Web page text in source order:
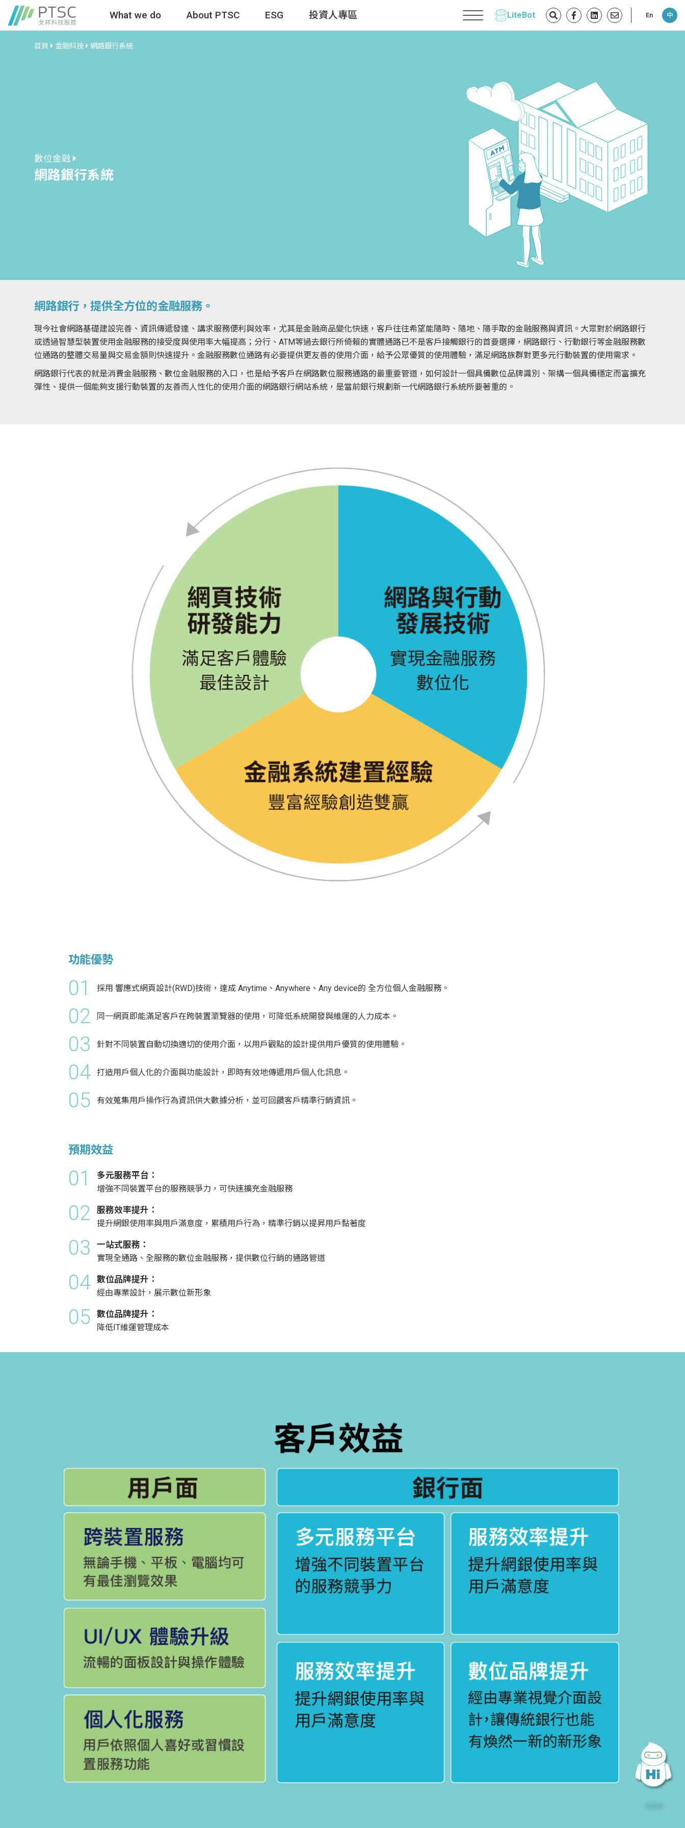
What we do About PTSC ESG 投資人專區 LiteBot En 中
首頁 金融科技 網路銀行系統
數位金融
網路銀行系統
網路銀行，提供全方位的金融服務。
現今社會網路基礎建設完善、資訊傳遞發達、講求服務便利與效率，尤其是金融商品變化快速，客戶往往希望能隨時、隨地、隨手取的金融服務與資訊。大眾對於網路銀行
或透過智慧型裝置使用金融服務的接受度與使用率大幅提高；分行、ATM等過去銀行所倚賴的實體通路已不是客戶接觸銀行的首要選擇，網路銀行、行動銀行等金融服務數
位通路的整體交易量與交易金額則快速提升。金融服務數位通路有必要提供更友善的使用介面，給予公眾優質的使用體驗，滿足網路族群對更多元行動裝置的使用需求。
網路銀行代表的就是消費金融服務、數位金融服務的入口，也是給予客戶在網路數位服務通路的最重要管道，如何設計一個具備數位品牌識別、架構一個具備穩定而富擴充
彈性、提供一個能夠支援行動裝置的友善而人性化的使用介面的網路銀行網站系統，是當前銀行規劃新一代網路銀行系統所要著重的。
功能優勢
01 採用 響應式網頁設計(RWD)技術，達成 Anytime、Anywhere、Any device的 全方位個人金融服務。
02 同一網頁即能滿足客戶在跨裝置瀏覽器的使用，可降低系統開發與維運的人力成本。
03 針對不同裝置自動切換適切的使用介面，以用戶觀點的設計提供用戶優質的使用體驗。
04 打造用戶個人化的介面與功能設計，即時有效地傳遞用戶個人化訊息。
05 有效蒐集用戶操作行為資訊供大數據分析，並可回饋客戶精準行銷資訊。
預期效益
01 多元服務平台：
增強不同裝置平台的服務競爭力，可快速擴充金融服務
02 服務效率提升：
提升網銀使用率與用戶滿意度，累積用戶行為，精準行銷以提昇用戶黏著度
03 一站式服務：
實現全通路、全服務的數位金融服務，提供數位行銷的通路管道
04 數位品牌提升：
經由專業設計，展示數位新形象
05 數位品牌提升：
降低IT維運管理成本